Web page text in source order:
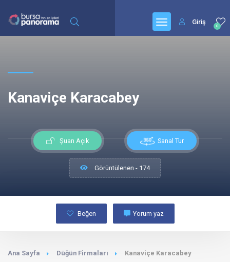
0
Giriş
Kanaviçe Karacabey
Şuan Açık Sanal Tur
Görüntülenen - 174
Beğen Yorum yaz
Ana Sayfa Düğün Firmaları Kanaviçe Karacabey